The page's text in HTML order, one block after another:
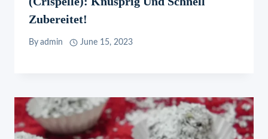
Zubereitet!
By admin June 15, 2023